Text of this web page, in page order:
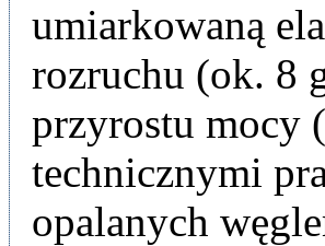
umiarkowaną
rozruchu (ok. 8
przyrostu mocy
technicznymi
opalanych